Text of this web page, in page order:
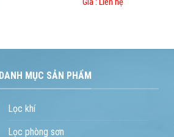
DANH MỤC SẢN PHẨM
Lọc khí
Lọc phòng sơn